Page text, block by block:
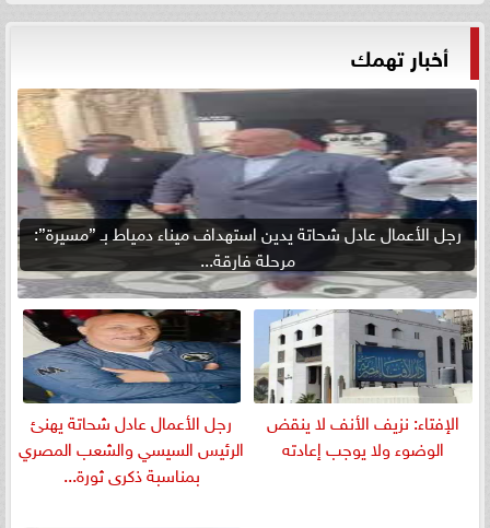
أخبار تهمك
رجل الأعمال عادل شحاتة يدين استهداف ميناء دمياط بـ ”مسيرة”:
مرحلة فارقة...
الإفتاء: نزيف الأنف لا ينقض
الوضوء ولا يوجب إعادته
رجل الأعمال عادل شحاتة يهنئ
الرئيس السيسي والشعب المصري
بمناسبة ذكرى ثورة...